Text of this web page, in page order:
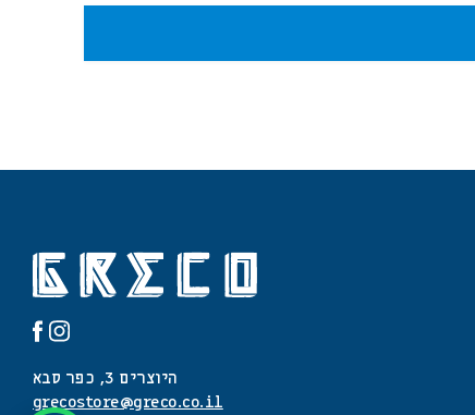
היוצרים 3, כפר סבא
grecostore@greco.co.il